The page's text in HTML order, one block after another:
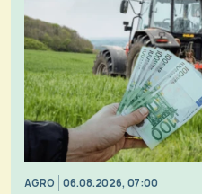
AGRO 06.08.2026, 07:00